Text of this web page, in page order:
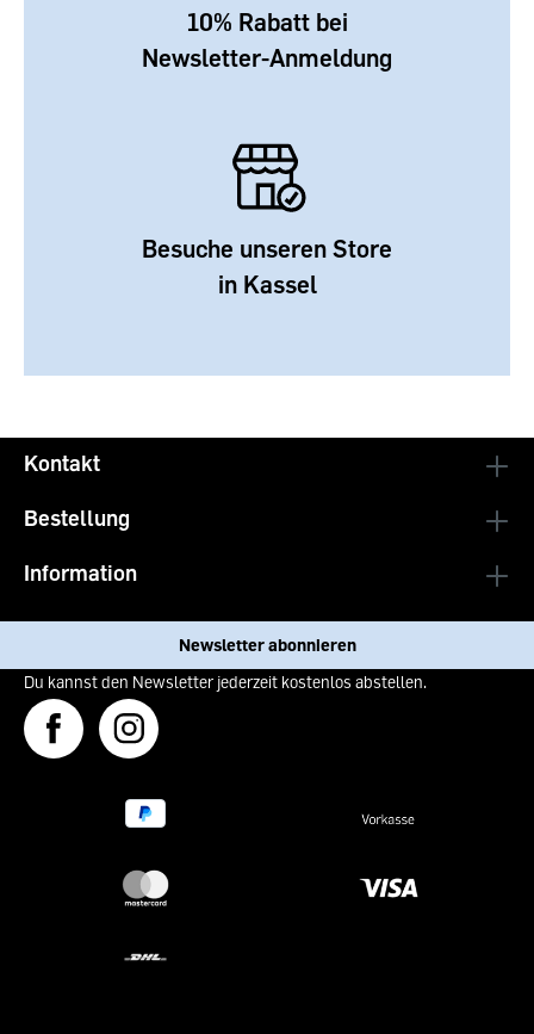
10% Rabatt bei
Newsletter-Anmeldung
Besuche unseren Store
in Kassel
Kontakt
Bestellung
Information
Newsletter abonnieren
Du kannst den Newsletter jederzeit kostenlos abstellen.